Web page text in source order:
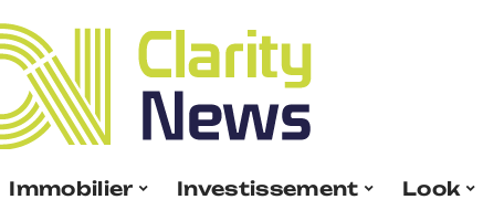
Immobilier Investissement Look